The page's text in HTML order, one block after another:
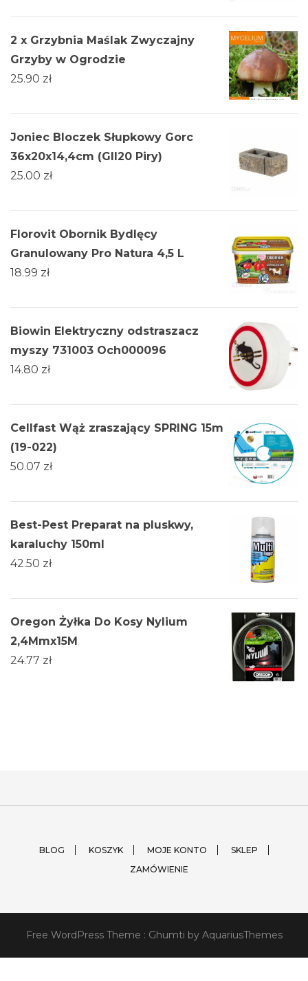
2 x Grzybnia Maślak Zwyczajny
Grzyby w Ogrodzie
25.90 zł
Joniec Bloczek Słupkowy Gorc
36x20x14,4cm (Gll20 Piry)
25.00 zł
Florovit Obornik Bydlęcy
Granulowany Pro Natura 4,5 L
18.99 zł
Biowin Elektryczny odstraszacz
myszy 731003 Och000096
14.80 zł
Cellfast Wąż zraszający SPRING 15m
(19-022)
50.07 zł
Best-Pest Preparat na pluskwy,
karaluchy 150ml
42.50 zł
Oregon Żyłka Do Kosy Nylium
2,4Mmx15M
24.77 zł
BLOG KOSZYK MOJE KONTO
SKLEP
ZAMÓWIENIE
Free WordPress Theme : Ghumti by AquariusThemes